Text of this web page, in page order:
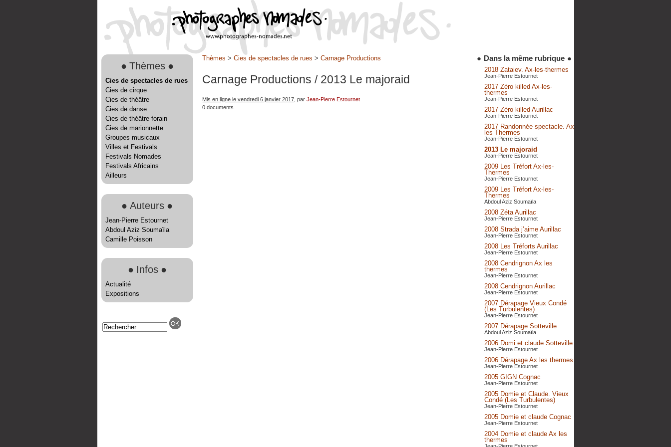
● Thèmes ●
Cies de spectacles de rues
Cies de cirque
Cies de théâtre
Cies de danse
Cies de théâtre forain
Cies de marionnette
Groupes musicaux
Villes et Festivals
Festivals Nomades
Festivals Africains
Ailleurs
● Auteurs ●
Jean-Pierre Estournet
Abdoul Aziz Soumaïla
Camille Poisson
● Infos ●
Actualité
Expositions
Thèmes > Cies de spectacles de rues > Carnage Productions
Carnage Productions / 2013 Le majoraid
Mis en ligne le vendredi 6 janvier 2017, par Jean-Pierre Estournet
0 documents
● Dans la même rubrique ●
2018 Zataiev. Ax-les-thermes
Jean-Pierre Estournet
2017 Zéro killed Ax-les-
thermes
Jean-Pierre Estournet
2017 Zéro killed Aurillac
Jean-Pierre Estournet
2017 Randonnée spectacle. Ax
les Thermes
Jean-Pierre Estournet
2013 Le majoraid
Jean-Pierre Estournet
2009 Les Tréfort Ax-les-
Thermes
Jean-Pierre Estournet
2009 Les Tréfort Ax-les-
Thermes
Abdoul Aziz Soumaïla
2008 Zéta Aurillac
Jean-Pierre Estournet
2008 Strada j’aime Aurillac
Jean-Pierre Estournet
2008 Les Tréforts Aurillac
Jean-Pierre Estournet
2008 Cendrignon Ax les
thermes
Jean-Pierre Estournet
2008 Cendrignon Aurillac
Jean-Pierre Estournet
2007 Dérapage Vieux Condé
(Les Turbulentes)
Jean-Pierre Estournet
2007 Dérapage Sotteville
Abdoul Aziz Soumaïla
2006 Domi et claude Sotteville
Jean-Pierre Estournet
2006 Dérapage Ax les thermes
Jean-Pierre Estournet
2005 GIGN Cognac
Jean-Pierre Estournet
2005 Domie et Claude. Vieux
Condé (Les Turbulentes)
Jean-Pierre Estournet
2005 Domie et claude Cognac
Jean-Pierre Estournet
2004 Domie et claude Ax les
thermes